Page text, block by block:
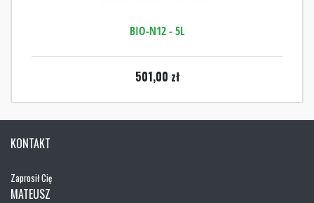
BIO-N12 - 5L
501,00 zł
KONTAKT
Zaprosił Cię
MATEUSZ